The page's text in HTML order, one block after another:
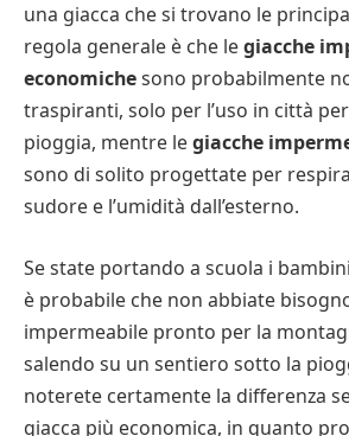
una giacca che si trovano le
regola generale è che legiacche
economichesono probabilmente
traspiranti, solo per l’uso in città
pioggia, mentre legiacche
sono di solito progettate per
sudore e l’umidità dall’esterno.
Se state portando a scuola i
è probabile che non abbiate
impermeabile pronto per la
salendo su un sentiero sotto la
noterete certamente la differenza
giacca più economica, in quanto